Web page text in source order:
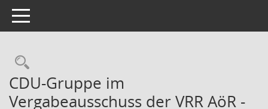
Toggle navigation
Rechercheauswahl
CDU-Gruppe im
Vergabeausschuss der VRR AöR -